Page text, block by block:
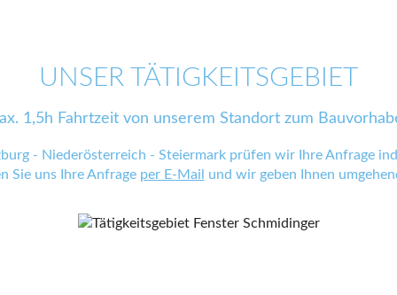
UNSER TÄTIGKEITSGEBIET
1,5h Fahrtzeit von unserem Standort zum
- Niederösterreich - Steiermark prüfen wir Ihre Anfrage
Sie uns Ihre Anfrage per E-Mail und wir geben Ihnen